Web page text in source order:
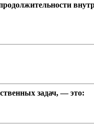
задач, — это: